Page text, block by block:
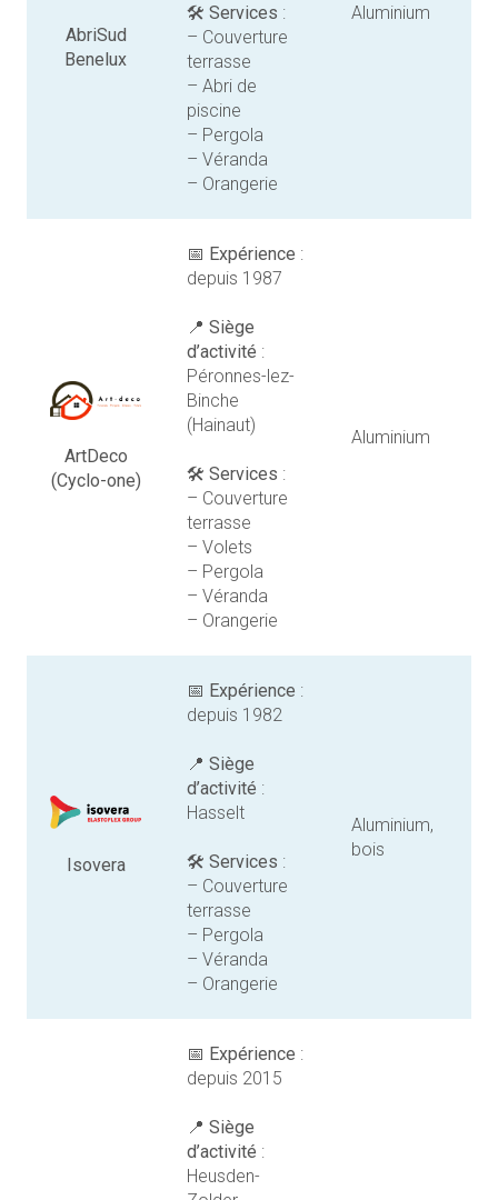
AbriSud
Benelux
🛠️ Services :
– Couverture
terrasse
– Abri de
piscine
– Pergola
– Véranda
– Orangerie
Aluminium
ArtDeco
(Cyclo-one)
📅 Expérience :
depuis 1987
📍 Siège
d’activité :
Péronnes-lez-
Binche
(Hainaut)
🛠️ Services :
– Couverture
terrasse
– Volets
– Pergola
– Véranda
– Orangerie
Aluminium
Isovera
📅 Expérience :
depuis 1982
📍 Siège
d’activité :
Hasselt
🛠️ Services :
– Couverture
terrasse
– Pergola
– Véranda
– Orangerie
Aluminium,
bois
📅 Expérience :
depuis 2015
📍 Siège
d’activité :
Heusden-